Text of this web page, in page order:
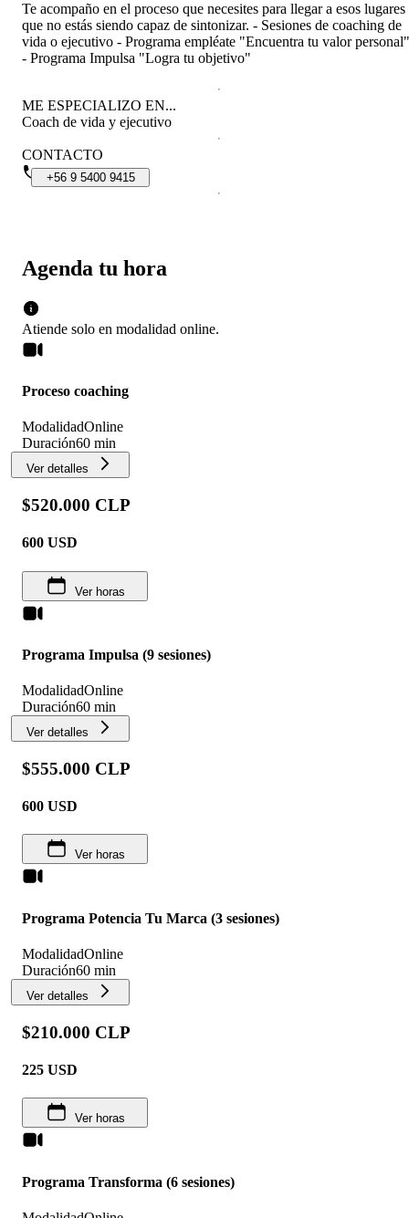
Agenda tu hora
Atiende solo en modalidad online.
Proceso coaching
ModalidadOnline
Duración60 min
Ver detalles
$520.000 CLP
600 USD
Ver horas
Programa Impulsa (9 sesiones)
ModalidadOnline
Duración60 min
Ver detalles
$555.000 CLP
600 USD
Ver horas
Programa Potencia Tu Marca (3 sesiones)
ModalidadOnline
Duración60 min
Ver detalles
$210.000 CLP
225 USD
Ver horas
Programa Transforma (6 sesiones)
Te acompaño en el proceso que necesites para llegar a esos lugares
que no estás siendo capaz de sintonizar. - Sesiones de coaching de
vida o ejecutivo - Programa empléate "Encuentra tu valor personal"
- Programa Impulsa "Logra tu objetivo"
ME ESPECIALIZO EN...
Coach de vida y ejecutivo
CONTACTO
+56 9 5400 9415